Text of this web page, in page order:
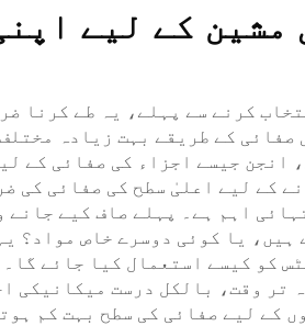
مشین کے لیے
کرنے سے پہلے، یہ طے کرنا
صفائی کے طریقے بہت زیادہ
انجن جیسے اجزاء کی صفائی کے
کے لیے اعلیٰ سطح کی صفائی کی
اہم ہے۔ پہلے صاف کیے
ہیں، یا کوئی دوسرے خاص مواد؟
کو کیسے استعمال کیا جائے
تر وقت، بالکل درست میکانیکی
کے لیے صفائی کی سطح بہت کم